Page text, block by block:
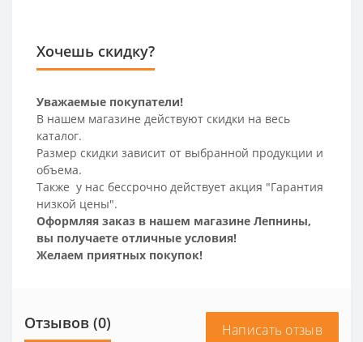
Хочешь скидку?
Уважаемые покупатели!
В нашем магазине действуют скидки на весь
каталог.
Размер скидки зависит от выбранной продукции и
объема.
Также у нас бессрочно действует акция "Гарантия
низкой цены".
Оформляя заказ в нашем магазине Лепнины,
вы получаете отличные условия!
Желаем приятных покупок!
Отзывов (0) Написать отзыв